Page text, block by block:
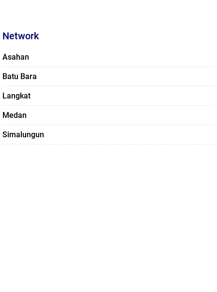
Network
Asahan
Batu Bara
Langkat
Medan
Simalungun